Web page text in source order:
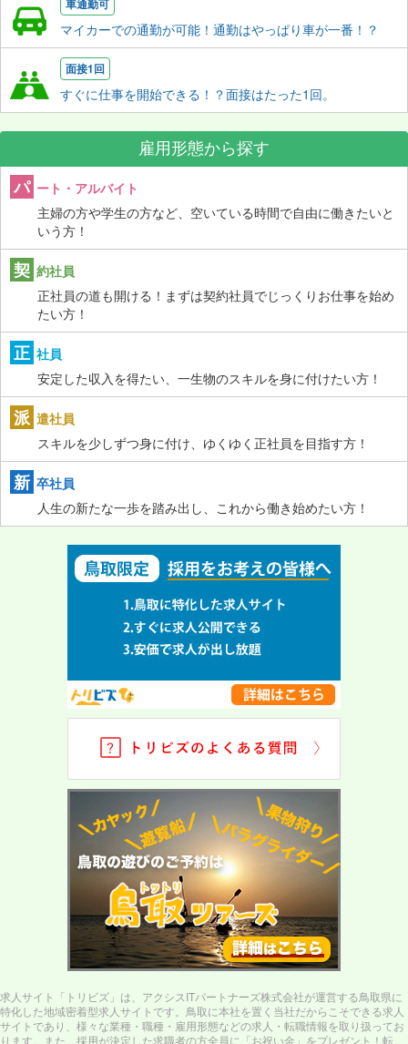
車通勤可
マイカーでの通勤が可能！通勤はやっぱり車が一番！？
面接1回
すぐに仕事を開始できる！？面接はたった1回。
雇用形態から探す
パ ート・アルバイト
主婦の方や学生の方など、空いている時間で自由に働きたいと
いう方！
契 約社員
正社員の道も開ける！まずは契約社員でじっくりお仕事を始め
たい方！
正 社員
安定した収入を得たい、一生物のスキルを身に付けたい方！
派 遣社員
スキルを少しずつ身に付け、ゆくゆく正社員を目指す方！
新 卒社員
人生の新たな一歩を踏み出し、これから働き始めたい方！
求人サイト「トリビズ」は、アクシスITパートナーズ株式会社が運営する鳥取県に
特化した地域密着型求人サイトです。鳥取に本社を置く当社だからこそできる求人
サイトであり、様々な業種・職種・雇用形態などの求人・転職情報を取り扱ってお
ります。また、採用が決定した求職者の方全員に「お祝い金」をプレゼント！転